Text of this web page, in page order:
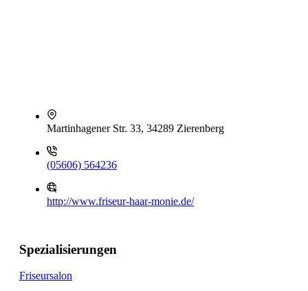
Martinhagener Str. 33, 34289 Zierenberg
(05606) 564236
http://www.friseur-haar-monie.de/
Spezialisierungen
Friseursalon